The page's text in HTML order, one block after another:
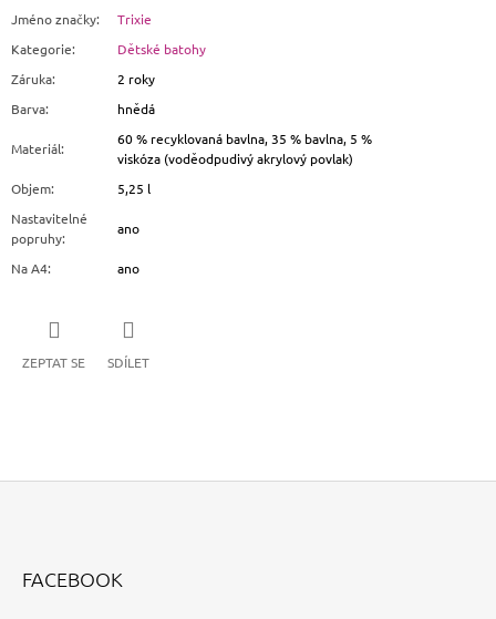
Jméno značky:
Trixie
Kategorie:
Dětské batohy
Záruka:
2 roky
Barva: hnědá
Materiál:
60 % recyklovaná bavlna, 35 % bavlna, 5 %
viskóza (voděodpudivý akrylový povlak)
Objem:
5,25 l
Nastavitelné
popruhy:
ano
Na A4: ano
ZEPTAT SE SDÍLET
FACEBOOK